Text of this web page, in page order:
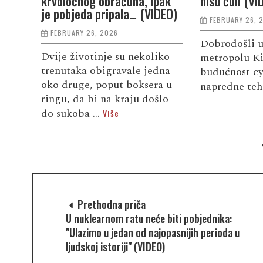
je pobjeda pripala… (VIDEO)
FEBRUARY 26, 2026
Dvije životinje su nekoliko
trenutaka obigravale jedna
oko druge, poput boksera u
ringu, da bi na kraju došlo
do sukoba ... Više
FEBRUARY 26,
Dobrodošli
metropolu
budućnost
napredne
Prethodna priča
U nuklearnom ratu neće biti pobjednika:
"Ulazimo u jedan od najopasnijih perioda u
ljudskoj istoriji" (VIDEO)